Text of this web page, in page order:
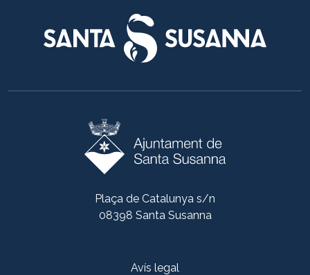
Plaça de Catalunya s/n
08398 Santa Susanna
Avís legal